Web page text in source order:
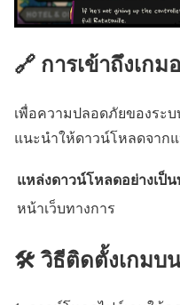
🔗 การเข้าถึงเก
เพื่อความปลอดภัยของระ
แนะนำให้ดาวน์โหลดจาก
แหล่งดาวน์โหลดอย่างเป็
หน้าเว็บทางการ
🛠️ วิธีติดตั้งเกมบ